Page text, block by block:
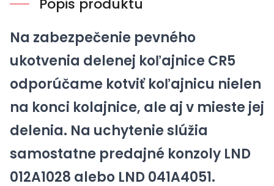
Popis produktu
Na zabezpečenie pevného
ukotvenia delenej koľajnice CR5
odporúčame kotviť koľajnicu nielen
na konci kolajnice, ale aj v mieste jej
delenia. Na uchytenie slúžia
samostatne predajné konzoly LND
012A1028 alebo LND 041A4051.